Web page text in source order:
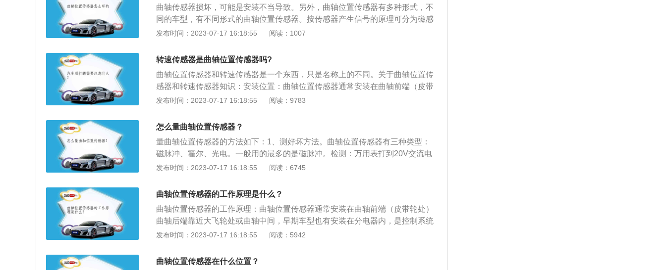
动机气缸数相同。当触发叶轮上的叶片进入永久磁铁与霍尔元件之间，霍尔触发
器的磁场被叶片旁路，这时不产生霍尔电压，传感器无输出信号；当触发叶轮上
高，传感器输出电压信号。3、光电式。光电曲轴位置传感器大多安装在分配器
圈有360度光刻间隙，造成曲轴转角1度的信号；内侧60度距离均匀分布有6个光
孔，造成曲轴转角120度的信号，一个光孔较宽，用于造成1缸上止点同比信号。
信号发生器安装在分配器外壳上，由两个发光二极管、两个光电二极管和一个电
路组成。发光二极管面向光电二极管。信号盘位于发光二极管和光电二极管之
射在光电二极管上时，光电二极管产生电压；当LED光束被阻挡时，光电二极管
电压为0。这些电压信号由电路部分整形和放大，即当曲柄角为1度和120度时的
信号被发送到电子调节单元，电子调节单元根据这些信号计算发动机转速和曲柄
位置。补充内容：传感器的作用在现代工业生产尤其是自动化生产过程中，要用
各种传感器来监视和控制生产过程中的各个参数，使设备工作在正常状态或最佳
化生产也就失去了基础。
个更加准确的了解。5、采集曲轴转动角度和发动机转速信号，并输入ECU，以
便确定喷射顺序、喷射正时、点火顺序、点火正时，然后根据信号监测到的曲轴
转角波动大小来判断发动机是否有失火现象。
曲轴传感器损坏，可能是安装不当导致。另外，曲轴位置传感器有多种形式，不
同的车型，有不同形式的曲轴位置传感器。按传感器产生信号的原理可分为磁感
应式、光电式和霍尔式3种类型，而不同类型的传感器，其故障原因也不同：1、
况应将线路重新接好，重新调整分电器，在检查点火正时；2、霍尔效应式：霍
尔效应式曲轴位置传感器发生的故障是传输信号不在正常范围内。这种情况应检
查永久磁铁、导磁板以及集成电路是否正常；3、光电式：光电式曲轴传感器出
现的故障是发动机加速不良，发动时会出现自动熄火的现象，而且有时还会出现
高压电火花。出现的原因是点火系统工作不良，造成高压火弱。这种情况应检查
机械部件磨损异常状况。曲轴传感器损坏，汽车仪表盘上的发动机故障灯会亮
起。发动机电脑接收不到曲轴位置传感器的信号，确认不了曲轴的转角，汽车将
没有高压电，不能启动，不点火也不喷油。如果曲轴传感器信号不稳，可能是传
作，会出现加速困难的情况，需要及时进行检修或更换。
发布时间：2023-07-17 16:18:55 阅读：1007
转速传感器是曲轴位置传感器吗?
曲轴位置传感器和转速传感器是一个东西，只是名称上的不同。关于曲轴位置传
感器和转速传感器知识：安装位置：曲轴位置传感器通常安装在曲轴前端（皮带
轮处）曲轴后端靠近大飞轮处或曲轴中间，早期车型也有安装在分电器内，是控
器；检测活塞上止点位置，故也称为上止点传感器，包括检测用于控制点火的各
缸上止点信号、用于控制顺序喷油的第一缸上止点信号。
发布时间：2023-07-17 16:18:55 阅读：9783
怎么量曲轴位置传感器？
量曲轴位置传感器的方法如下：1、测好坏方法。曲轴位置传感器有三种类型：
磁脉冲、霍尔、光电。一般用的最多的是磁脉冲。检测：万用表打到20V交流电
压档位，表笔分别接此传感器的两根线，启动发动机，使发动机运转。如果万用
升高而增大。2、曲轴位置传感器的电阻在800—1200欧姆之间，如果在范围内证
明传感器正常。
发布时间：2023-07-17 16:18:55 阅读：6745
曲轴位置传感器的工作原理是什么？
曲轴位置传感器的工作原理：曲轴位置传感器通常安装在曲轴前端（皮带轮处）
曲轴后端靠近大飞轮处或曲轴中间，早期车型也有安装在分电器内，是控制系统
中最重要的传感器之一。以下是其相关介绍：1.其作用有：检测发动机转速，因
用于控制点火的各缸上止点信号、用于控制顺序喷油的第一缸上止点信号。2.曲
轴传感器主要有三种类型：磁电感应式、霍尔效应式和光电式。
发布时间：2023-07-17 16:18:55 阅读：5942
曲轴位置传感器在什么位置？